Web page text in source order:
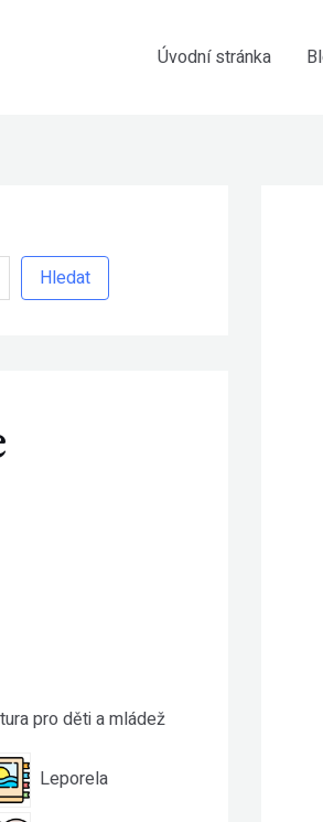
Úvodní stránka
Hledat
pro děti a mládež
Leporela